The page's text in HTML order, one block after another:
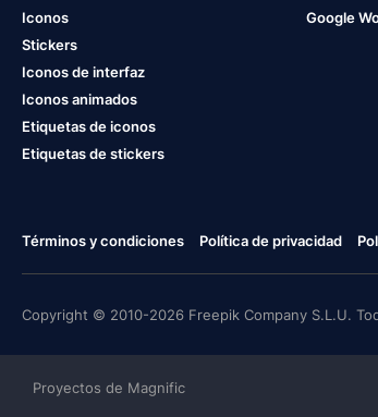
Iconos
Stickers
Iconos de interfaz
Iconos animados
Etiquetas de iconos
Etiquetas de stickers
Google
Términos y condiciones Política de privacidad
Copyright © 2010-2026 Freepik Company S.L.U.
Proyectos de Magnific